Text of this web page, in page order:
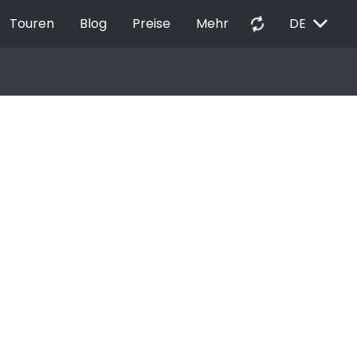
Touren Blog Preise Mehr autorenew DE EXPAND_MORE